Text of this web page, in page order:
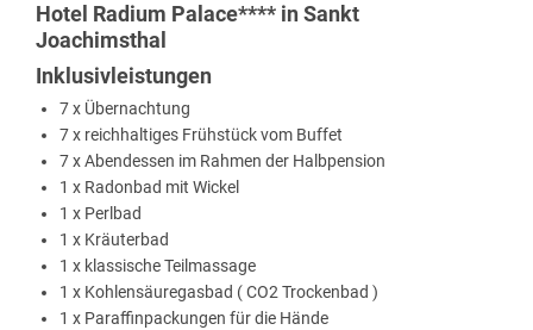
Hotel Radium Palace**** in Sankt
Joachimsthal
Inklusivleistungen
7 x Übernachtung
7 x reichhaltiges Frühstück vom Buffet
7 x Abendessen im Rahmen der Halbpension
1 x Radonbad mit Wickel
1 x Perlbad
1 x Kräuterbad
1 x klassische Teilmassage
1 x Kohlensäuregasbad ( CO2 Trockenbad )
1 x Paraffinpackungen für die Hände